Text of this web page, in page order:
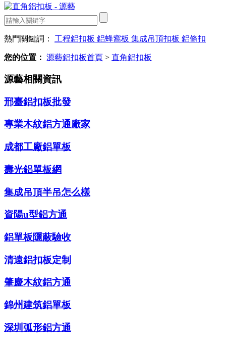
熱門關鍵詞： 工程鋁扣板 鋁蜂窩板 集成吊頂扣板 鋁條扣
您的位置： 源藝鋁扣板首頁 > 直角鋁扣板
源藝相關資訊
邢臺鋁扣板批發
專業木紋鋁方通廠家
成都工廠鋁單板
壽光鋁單板網
集成吊頂半吊怎么樣
資陽u型鋁方通
鋁單板隱蔽驗收
清遠鋁扣板定制
肇慶木紋鋁方通
錦州建筑鋁單板
深圳弧形鋁方通